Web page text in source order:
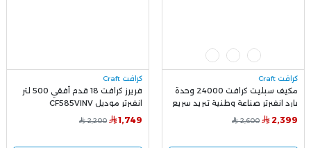
كرافت Craft
مكيف سبليت كرافت 24000 وحدة
بارد انفيرتر صناعة وطنية تبريد سريع
وهادئ DW24E6AA3IXS00
2,399
2,600
كرافت Craft
فريرز كرافت 18 قدم أفقي 500 لتر
انفيرتر موديل CF585VINV
1,749
2,200